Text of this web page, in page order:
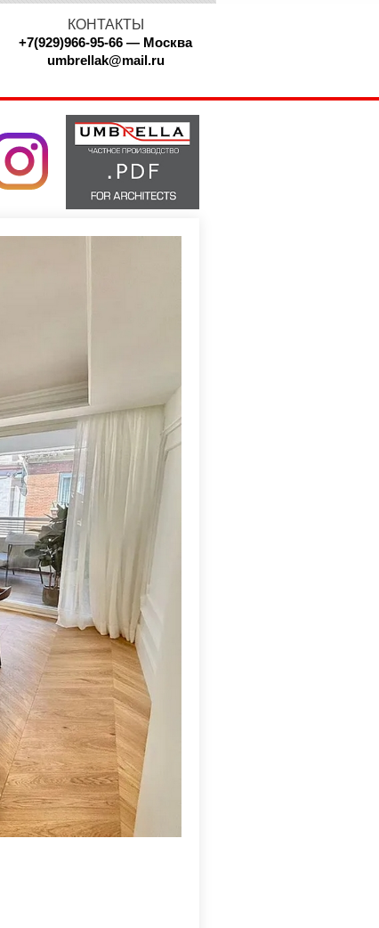
КОНТАКТЫ
+7(929)966-95-66 — Москва
umbrellak@mail.ru